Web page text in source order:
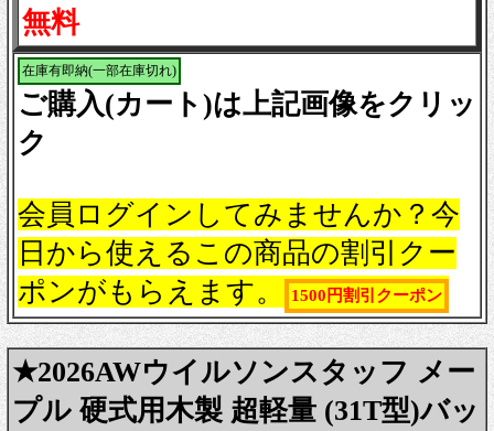
無料
在庫有即納(一部在庫切れ)
ご購入(カート)は上記画像をクリッ
ク
会員ログインしてみませんか？今
日から使えるこの商品の割引クー
ポンがもらえます。
1500円割引クーポン
★2026AWウイルソンスタッフ メー
プル 硬式用木製 超軽量 (31T型)バッ